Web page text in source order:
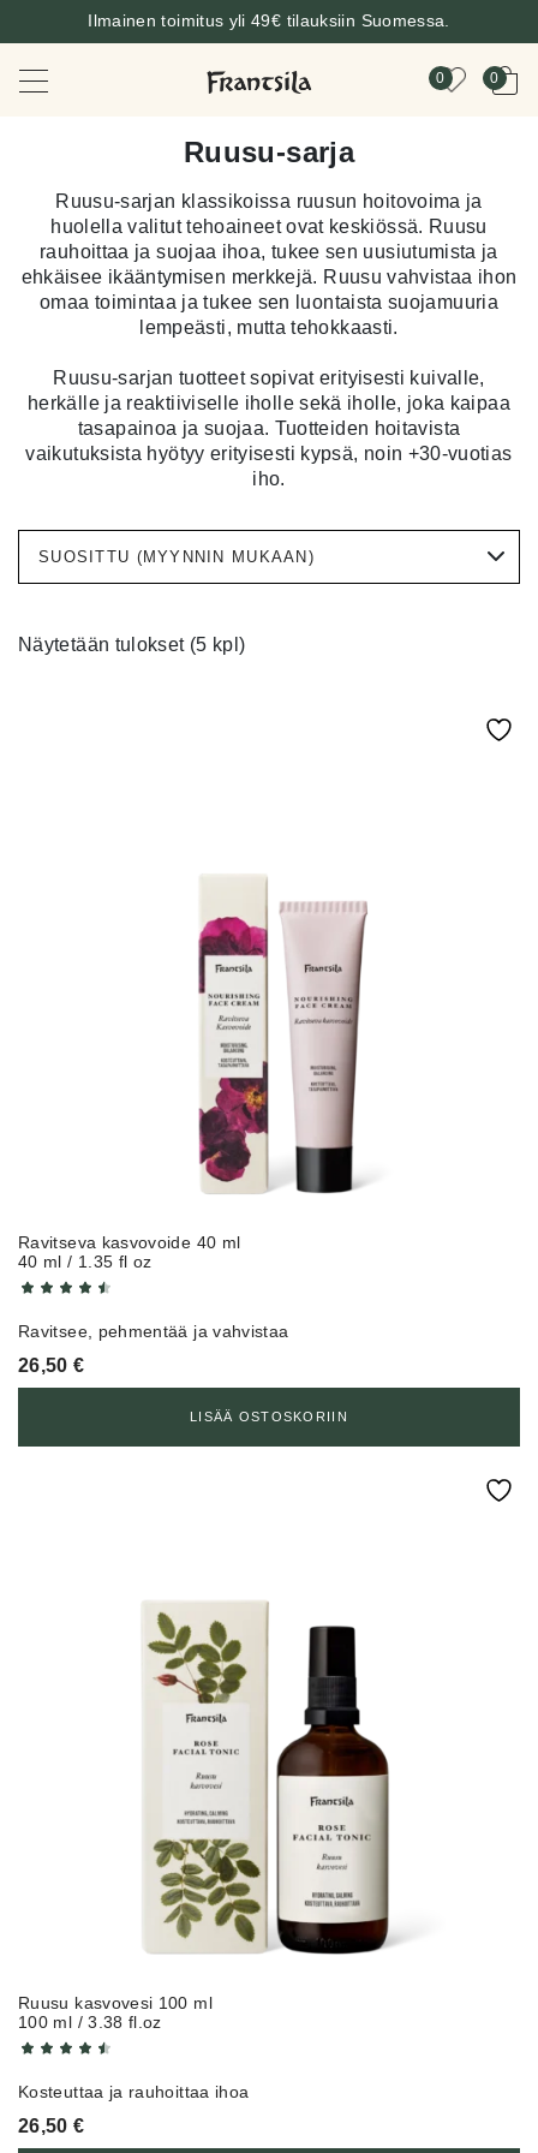
Ilmainen toimitus yli 49€ tilauksiin Suomessa.
0 0
Ruusu-sarja
Ruusu-sarjan klassikoissa ruusun hoitovoima ja
huolella valitut tehoaineet ovat keskiössä. Ruusu
rauhoittaa ja suojaa ihoa, tukee sen uusiutumista ja
ehkäisee ikääntymisen merkkejä. Ruusu vahvistaa ihon
omaa toimintaa ja tukee sen luontaista suojamuuria
lempeästi, mutta tehokkaasti.
Ruusu-sarjan tuotteet sopivat erityisesti kuivalle,
herkälle ja reaktiiviselle iholle sekä iholle, joka kaipaa
tasapainoa ja suojaa. Tuotteiden hoitavista
vaikutuksista hyötyy erityisesti kypsä, noin +30-vuotias
iho.
Näytetään tulokset (5 kpl)
Ravitseva kasvovoide 40 ml
40 ml / 1.35 fl oz
Ravitsee, pehmentää ja vahvistaa
26,50€
LISÄÄ OSTOSKORIIN
Ruusu kasvovesi 100 ml
100 ml / 3.38 fl.oz
Kosteuttaa ja rauhoittaa ihoa
26,50€